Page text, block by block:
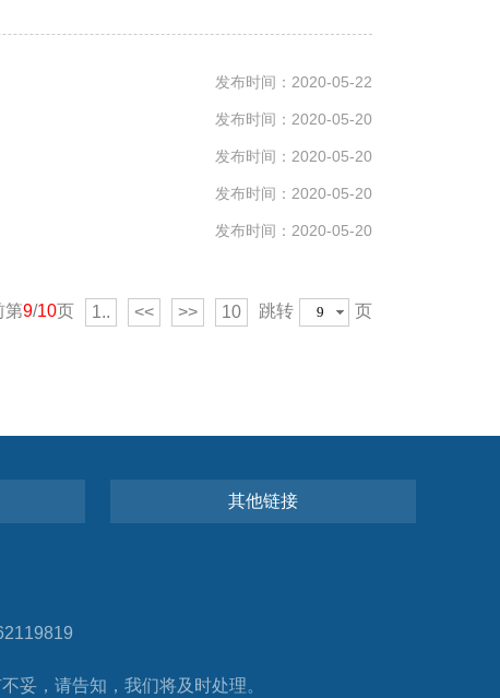
发布时间：2020-05-22
发布时间：2020-05-20
发布时间：2020-05-20
发布时间：2020-05-20
发布时间：2020-05-20
第9/10页 1.. << >> 10 跳转 页
其他链接
妥，请告知，我们将及时处理。